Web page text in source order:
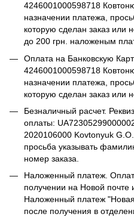
4246001000598718
назначении платежа,
которую сделан заказ или
до 200 грн. наложеным
Оплата на Банковскую
4246001000598718
назначении платежа,
которую сделан заказ или
Безналичный расчет.
оплаты:
2020106000 Kovtonyuk
просьба указывать
номер заказа.
Наложенный платеж.
получении на Новой почте
Наложенный платеж
после получения в